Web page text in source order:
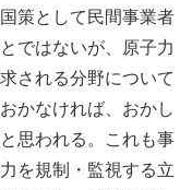
策として民間事業者
ではないが、原子力
される分野について
かなければ、おかし
思われる。これも事
を規制・監視する立